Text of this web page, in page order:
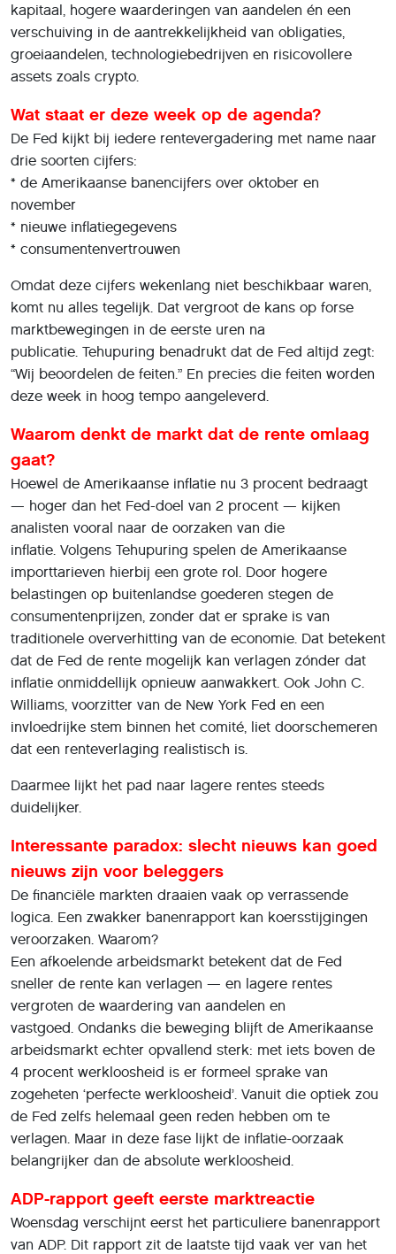
kapitaal, hogere waarderingen van aandelen én een
verschuiving in de aantrekkelijkheid van obligaties,
groeiaandelen, technologiebedrijven en risicovollere
assets zoals crypto.
Wat staat er deze week op de agenda?
De Fed kijkt bij iedere rentevergadering met name naar
drie soorten cijfers:
* de Amerikaanse banencijfers over oktober en
november
* nieuwe inflatiegegevens
* consumentenvertrouwen
Omdat deze cijfers wekenlang niet beschikbaar waren,
komt nu alles tegelijk. Dat vergroot de kans op forse
marktbewegingen in de eerste uren na
publicatie. Tehupuring benadrukt dat de Fed altijd zegt:
“Wij beoordelen de feiten.” En precies die feiten worden
deze week in hoog tempo aangeleverd.
Waarom denkt de markt dat de rente omlaag
gaat?
Hoewel de Amerikaanse inflatie nu 3 procent bedraagt
— hoger dan het Fed-doel van 2 procent — kijken
analisten vooral naar de oorzaken van die
inflatie. Volgens Tehupuring spelen de Amerikaanse
importtarieven hierbij een grote rol. Door hogere
belastingen op buitenlandse goederen stegen de
consumentenprijzen, zonder dat er sprake is van
traditionele oververhitting van de economie. Dat betekent
dat de Fed de rente mogelijk kan verlagen zónder dat
inflatie onmiddellijk opnieuw aanwakkert. Ook John C.
Williams, voorzitter van de New York Fed en een
invloedrijke stem binnen het comité, liet doorschemeren
dat een renteverlaging realistisch is.
Daarmee lijkt het pad naar lagere rentes steeds
duidelijker.
Interessante paradox: slecht nieuws kan goed
nieuws zijn voor beleggers
De financiële markten draaien vaak op verrassende
logica. Een zwakker banenrapport kan koersstijgingen
veroorzaken. Waarom?
Een afkoelende arbeidsmarkt betekent dat de Fed
sneller de rente kan verlagen — en lagere rentes
vergroten de waardering van aandelen en
vastgoed. Ondanks die beweging blijft de Amerikaanse
arbeidsmarkt echter opvallend sterk: met iets boven de
4 procent werkloosheid is er formeel sprake van
zogeheten ‘perfecte werkloosheid’. Vanuit die optiek zou
de Fed zelfs helemaal geen reden hebben om te
verlagen. Maar in deze fase lijkt de inflatie-oorzaak
belangrijker dan de absolute werkloosheid.
ADP-rapport geeft eerste marktreactie
Woensdag verschijnt eerst het particuliere banenrapport
van ADP. Dit rapport zit de laatste tijd vaak ver van het